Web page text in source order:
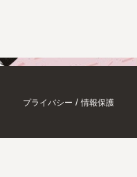
プライバシー / 情報保護